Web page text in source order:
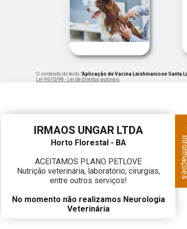
O conteúdo do texto "Aplicação de Vacina Leishmaniose Santa
Lei 9610/98 - Lei de direitos autorais.
IRMAOS UNGAR LTDA
Horto Florestal - BA
ACEITAMOS PLANO PETLOVE
Nutrição veterinária, laboratório, cirurgias,
entre outros serviços!
No momento não realizamos Neurologia
Veterinária